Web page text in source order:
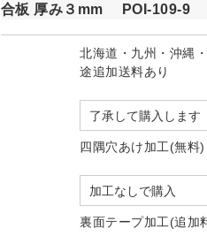
合板 厚み３mm POI-109-9
北海道・九州・沖縄
途追加送料あり
四隅穴あけ加工(無
裏面テープ加工(追加